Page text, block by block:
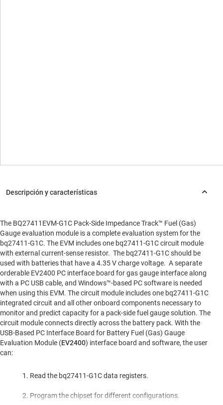
The BQ27411EVM-G1C Pack-Side Impedance Track™ Fuel (Gas)
Gauge evaluation module is a complete evaluation system for the
bq27411-G1C. The EVM includes one bq27411-G1C circuit module
with external current-sense resistor. The bq27411-G1C should be
used with batteries that have a 4.35 V charge voltage. A separate
orderable EV2400 PC interface board for gas gauge interface along
with a PC USB cable, and Windows™-based PC software is needed
when using this EVM. The circuit module includes one bq27411-G1C
integrated circuit and all other onboard components necessary to
monitor and predict capacity for a pack-side fuel gauge solution. The
circuit module connects directly across the battery pack. With the
USB-Based PC Interface Board for Battery Fuel (Gas) Gauge
Evaluation Module (EV2400) interface board and software, the user
can:
Read the bq27411-G1C data registers.
Program the chipset for different configurations.